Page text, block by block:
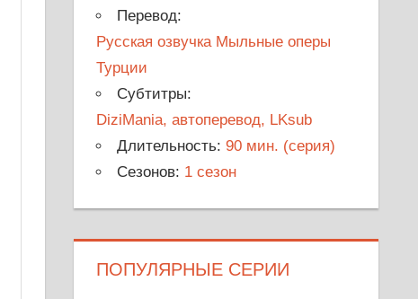
Перевод:
Русская озвучка Мыльные оперы
Турции
Субтитры:
DiziMania, автоперевод, LKsub
Длительность:90 мин. (серия)
Сезонов: 1 сезон
ПОПУЛЯРНЫЕ СЕРИИ